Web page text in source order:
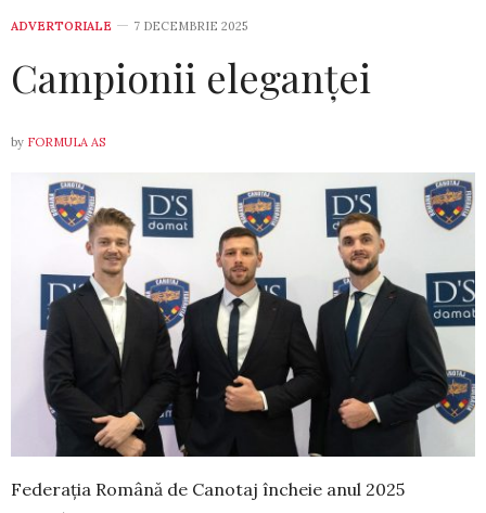
ADVERTORIALE 7 DECEMBRIE 2025
Campionii eleganței
by FORMULA AS
Federația Română de Canotaj încheie anul 2025